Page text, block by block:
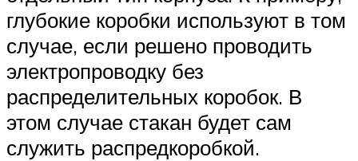
глубокие коробки используют в том
случае, если решено проводить
электропроводку без
распределительных коробок. В
этом случае стакан будет сам
служить распредкоробкой.